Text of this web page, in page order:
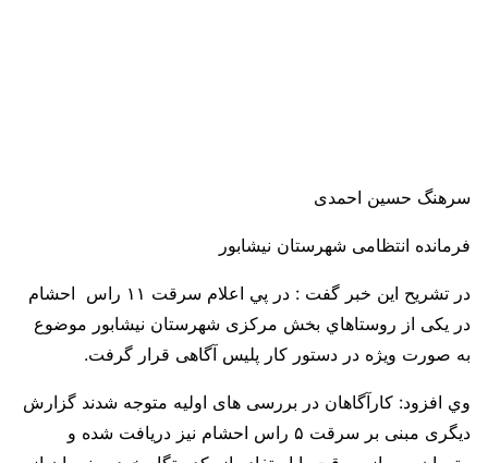
سرهنگ حسین احمدی
فرمانده انتظامی شهرستان نیشابور
در تشریح این خبر گفت : در پي اعلام‌ سرقت ۱۱ راس احشام
در یکی از روستاهاي بخش مرکزی شهرستان نیشابور موضوع
به صورت ویژه در دستور کار پلیس آگاهی قرار گرفت.
وي افزود: کارآگاهان در بررسی های اولیه متوجه شدند گزارش
دیگری مبنی بر سرقت ۵ راس احشام نیز دریافت شده و